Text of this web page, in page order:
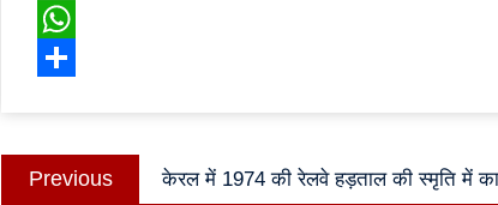
Email
WhatsApp
Post
navigation
Previous
Previous
post:
केरल में 1974 की रेलवे हड़ताल की स्मृति में